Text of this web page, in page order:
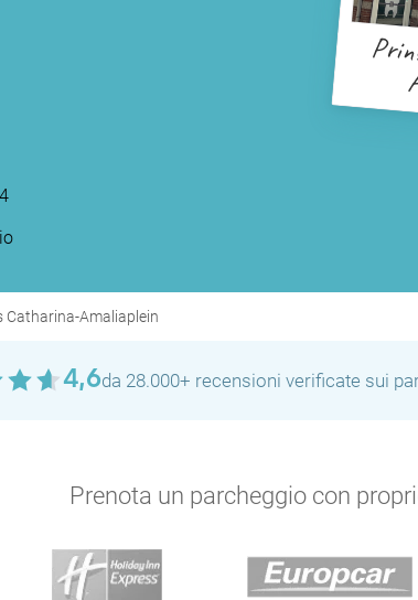
Catharina-Amaliaplein
4,6da 28.000+ recensioni verificate sui
Prenota un parcheggio con